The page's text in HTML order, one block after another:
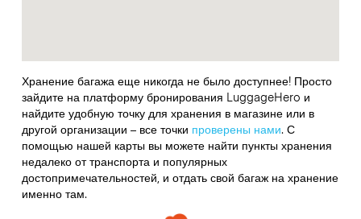
Хранение багажа еще никогда не было доступнее! Просто
зайдите на платформу бронирования LuggageHero и
найдите удобную точку для хранения в магазине или в
другой организации – все точки проверены нами. С
помощью нашей карты вы можете найти пункты хранения
недалеко от транспорта и популярных
достопримечательностей, и отдать свой багаж на хранение
именно там.